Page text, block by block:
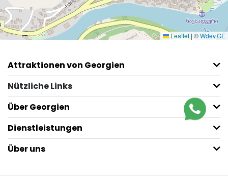
Leaflet | ©Wdev.GE
Attraktionen von Georgien
Nützliche Links
Über Georgien
Dienstleistungen
Über uns